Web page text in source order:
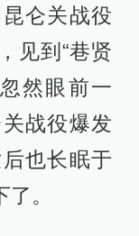
仑关战役
见到“巷贤
然眼前一
战役爆发
也长眠于
。